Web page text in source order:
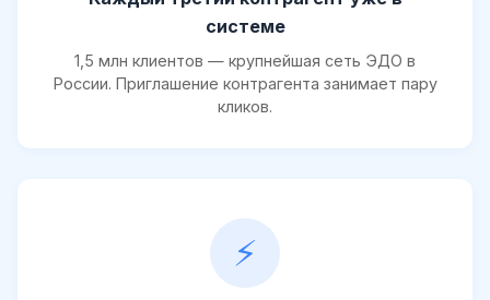
системе
1,5 млн клиентов — крупнейшая сеть ЭДО в
России. Приглашение контрагента занимает пару
кликов.
⚡